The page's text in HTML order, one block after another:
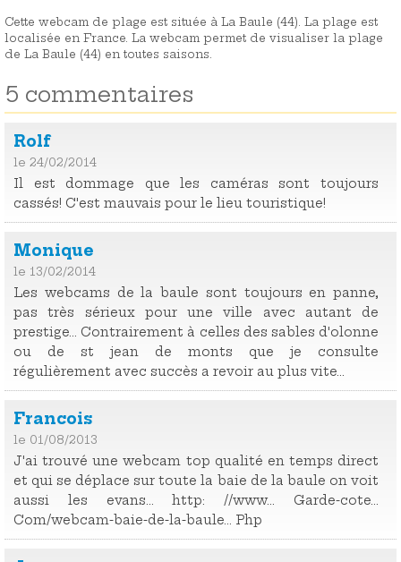
Cette webcam de plage est située à La Baule (44). La plage est
localisée en France. La webcam permet de visualiser la plage
de La Baule (44) en toutes saisons.
5 commentaires
Rolf
le 24/02/2014
Il est dommage que les caméras sont toujours
cassés! C'est mauvais pour le lieu touristique!
Monique
le 13/02/2014
Les webcams de la baule sont toujours en panne,
pas très sérieux pour une ville avec autant de
prestige... Contrairement à celles des sables d'olonne
ou de st jean de monts que je consulte
régulièrement avec succès a revoir au plus vite...
Francois
le 01/08/2013
J'ai trouvé une webcam top qualité en temps direct
et qui se déplace sur toute la baie de la baule on voit
aussi les evans... http: //www... Garde-cote...
Com/webcam-baie-de-la-baule... Php